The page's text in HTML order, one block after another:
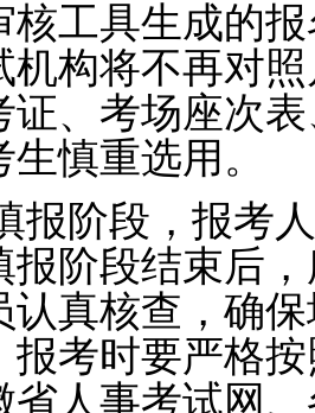
核工具生成的
机构将不再对
证、考场座次
慎重选用。
报阶段，报考
报阶段结束后
认真核查，确
报考时要严格
省人事考试网